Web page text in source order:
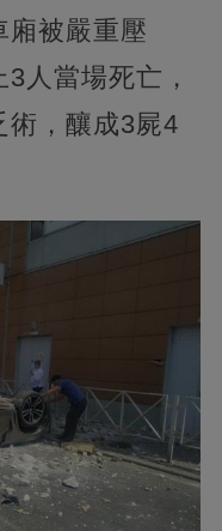
廂被嚴重壓
人當場死亡，
術，釀成3屍4